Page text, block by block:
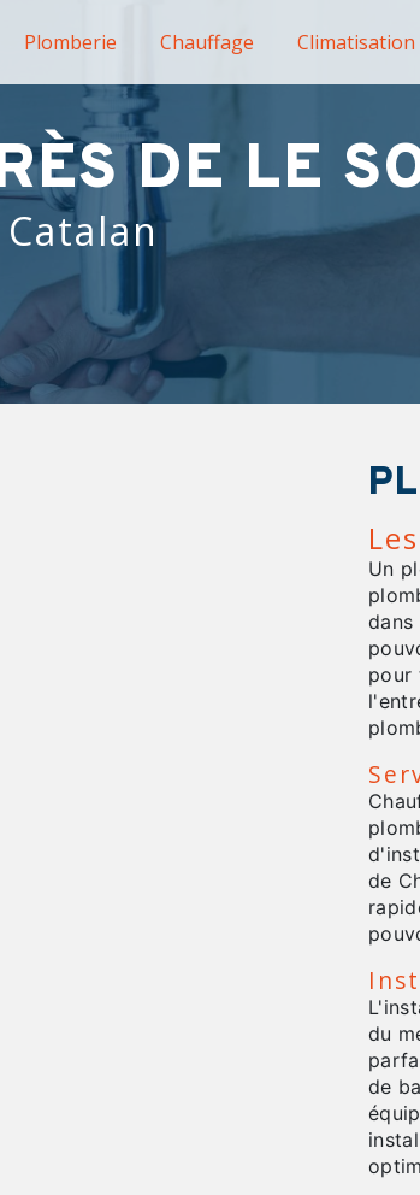
Plomberie Chauffage Climatisation
DE LE
Un
dans
pour
de
du
de